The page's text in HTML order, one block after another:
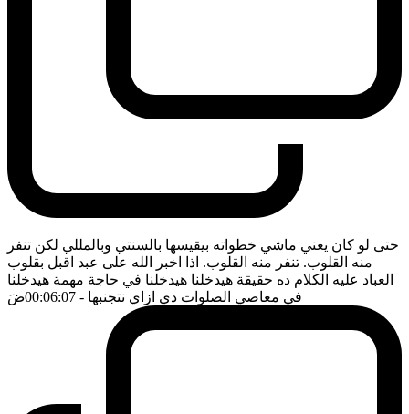
حتى لو كان يعني ماشي خطواته بيقيسها بالسنتي وبالمللي لكن تنفر
منه القلوب. تنفر منه القلوب. اذا اخبر الله على عبد اقبل بقلوب
العباد عليه الكلام ده حقيقة هيدخلنا هيدخلنا في حاجة مهمة هيدخلنا
في معاصي الصلوات دي ازاي نتجنبها - 00:06:07 ضَ